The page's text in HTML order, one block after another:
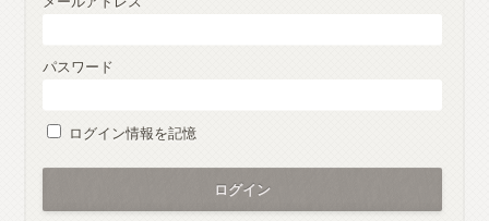
パスワード
ログイン情報を記憶